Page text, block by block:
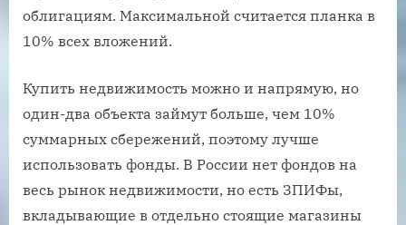
облигациям. Максимальной считается планка в
10% всех вложений.
Купить недвижимость можно и напрямую, но
один-два объекта займут больше, чем 10%
суммарных сбережений, поэтому лучше
использовать фонды. В России нет фондов на
весь рынок недвижимости, но есть ЗПИФы,
вкладывающие в отдельно стоящие магазины